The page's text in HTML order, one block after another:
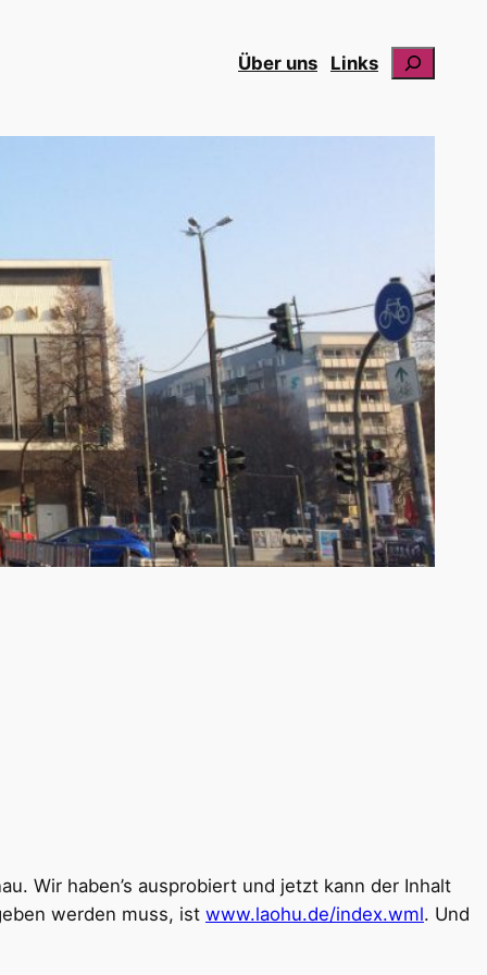
Über uns Links Suchen
Wir haben’s ausprobiert und jetzt kann der Inhalt
werden muss, ist www.laohu.de/index.wml. Und